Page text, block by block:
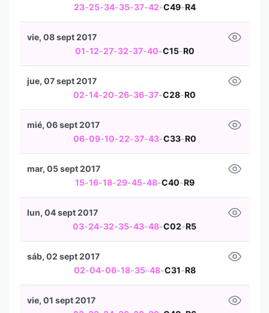
23-25-34-35-37-42-C49-R4
01-12-27-32-37-40-C15-R0
vie, 08 sept 2017
02-14-20-26-36-37-C28-R0
jue, 07 sept 2017
06-09-10-22-37-43-C33-R0
mié, 06 sept 2017
15-16-18-29-45-48-C40-R9
mar, 05 sept 2017
03-24-32-35-43-48-C02-R5
lun, 04 sept 2017
02-04-06-18-35-48-C31-R8
sáb, 02 sept 2017
vie, 01 sept 2017